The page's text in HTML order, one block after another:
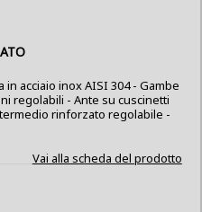
acciaio inox AISI 304 - Gambe
regolabili - Ante su cuscinetti
rinforzato regolabile -
Vai alla scheda del prodotto